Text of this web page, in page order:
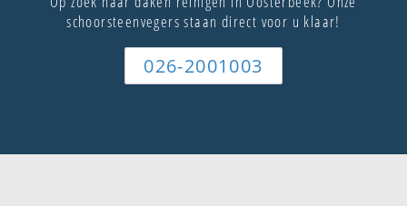
schoorsteenvegers staan direct voor u klaar!
026-2001003